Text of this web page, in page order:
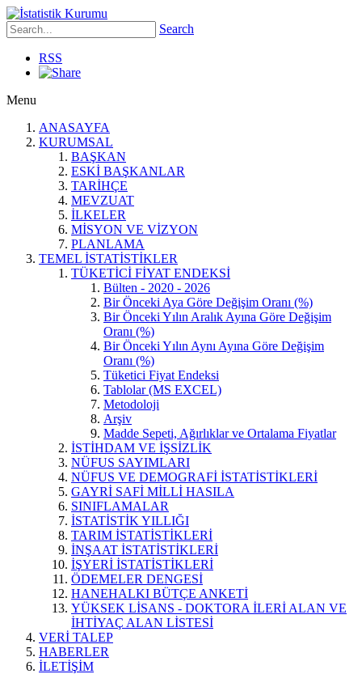
Search
RSS
Menu
ANASAYFA
KURUMSAL
BAŞKAN
ESKİ BAŞKANLAR
TARİHÇE
MEVZUAT
İLKELER
MİSYON VE VİZYON
PLANLAMA
TEMEL İSTATİSTİKLER
TÜKETİCİ FİYAT ENDEKSİ
Bülten - 2020 - 2026
Bir Önceki Aya Göre Değişim Oranı (%)
Bir Önceki Yılın Aralık Ayına Göre Değişim
Oranı (%)
Bir Önceki Yılın Aynı Ayına Göre Değişim
Oranı (%)
Tüketici Fiyat Endeksi
Tablolar (MS EXCEL)
Metodoloji
Arşiv
Madde Sepeti, Ağırlıklar ve Ortalama Fiyatlar
İSTİHDAM VE İŞSİZLİK
NÜFUS SAYIMLARI
NÜFUS VE DEMOGRAFİ İSTATİSTİKLERİ
GAYRİ SAFİ MİLLİ HASILA
SINIFLAMALAR
İSTATİSTİK YILLIĞI
TARIM İSTATİSTİKLERİ
İNŞAAT İSTATİSTİKLERİ
İŞYERİ İSTATİSTİKLERİ
ÖDEMELER DENGESİ
HANEHALKI BÜTÇE ANKETİ
YÜKSEK LİSANS - DOKTORA İLERİ ALAN VE
İHTİYAÇ ALAN LİSTESİ
VERİ TALEP
HABERLER
İLETİŞİM